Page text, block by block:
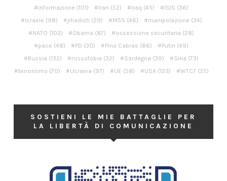
informazione (101) Iran (52) Iraq (45) ISIS (36)
Israele (98) jihadisti (29) M5S (46) manipolazione (34)
NATO (102) Obama (87) ossessione securitaria (28)
pace (48) PD (30) Pino Cabras (86) Putin (49)
Russia (132) russofobia (32) Sardegna (39) Siria (73)
terrorismo (70) Ucraina (97) UE (58) USA(123) WTC7 (35)
SOSTIENI LE MIE BATTAGLIE PER
LA LIBERTÀ DI COMUNICAZIONE